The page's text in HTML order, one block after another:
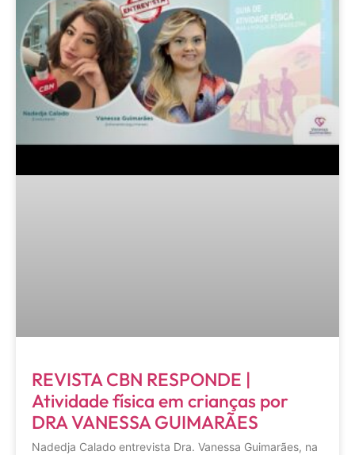
REVISTA CBN RESPONDE |
Atividade física em crianças por
DRA VANESSA GUIMARÃES
Nadedja Calado entrevista Dra. Vanessa Guimarães, na